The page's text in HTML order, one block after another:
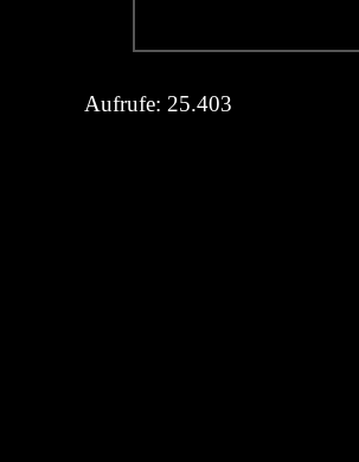
Aufrufe: 25.403